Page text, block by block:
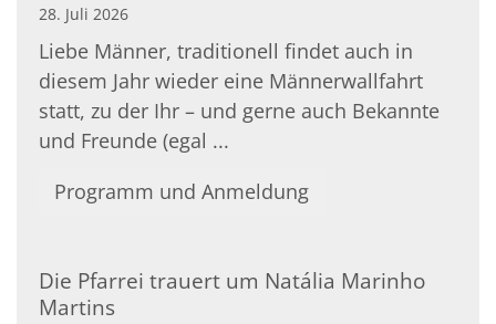
28. Juli 2026
Liebe Männer, traditionell findet auch in
diesem Jahr wieder eine Männerwallfahrt
statt, zu der Ihr – und gerne auch Bekannte
und Freunde (egal ...
Programm und Anmeldung
Die Pfarrei trauert um Natália Marinho
Martins